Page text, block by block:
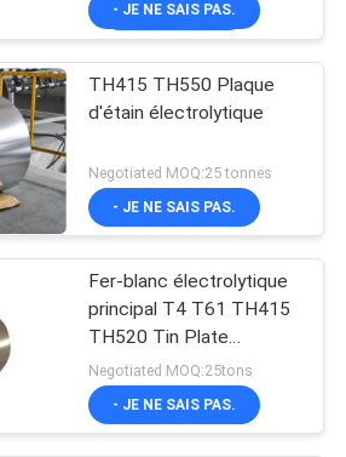
- JE NE SAIS PAS.
TH415 TH550 Plaque
d'étain électrolytique
Negotiated MOQ:25 tonnes
- JE NE SAIS PAS.
Fer-blanc électrolytique
principal T4 T61 TH415
TH520 Tin Plate
électrolytique SPTE TFS
Negotiated MOQ:25tons
- JE NE SAIS PAS.